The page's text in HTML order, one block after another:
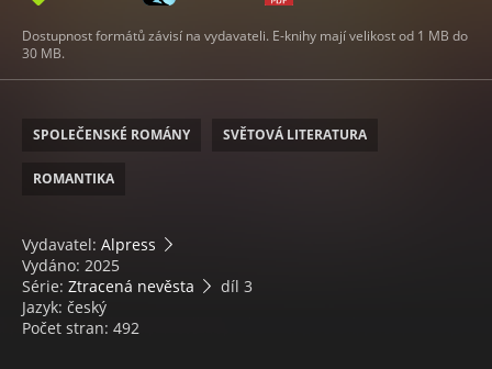
Dostupnost formátů závisí na vydavateli. E-knihy mají velikost od 1 MB do
30 MB.
SPOLEČENSKÉ ROMÁNY SVĚTOVÁ LITERATURA
ROMANTIKA
Vydavatel: Alpress
Vydáno: 2025
Série: Ztracená nevěsta
díl 3
Jazyk: český
Počet stran: 492